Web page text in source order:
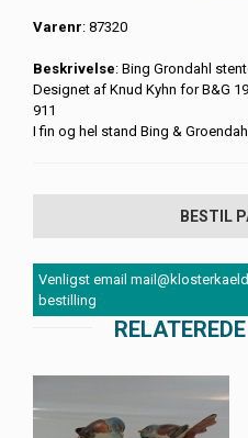
Varenr: 87320
Beskrivelse: Bing Grondahl
Designet af Knud Kyhn for B&G
911
I fin og hel stand Bing & Groendahl
BESTIL
Venligst email
bestilling